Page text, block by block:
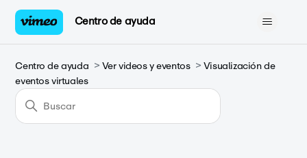
Centro de ayuda
Centro de ayuda Ver videos y eventos
Visualización de
eventos virtuales